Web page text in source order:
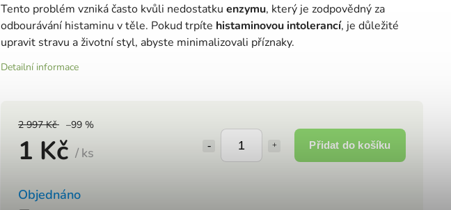
2 997 Kč –99 %
1 Kč / ks Přidat do košíku
Objednáno
Tento problém vzniká často kvůli nedostatku enzymu, který je zodpovědný za
odbourávání histaminu v těle. Pokud trpíte histaminovou intolerancí, je důležité
upravit stravu a životní styl, abyste minimalizovali příznaky.
Detailní informace